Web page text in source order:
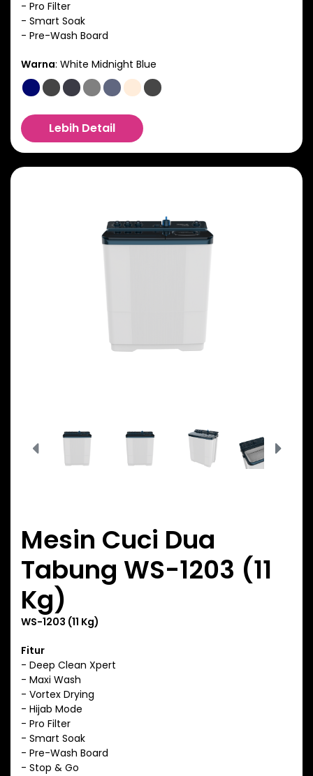
- Pro Filter
- Smart Soak
Warna: White Midnight Blue
Lebih Detail
Mesin Cuci Dua
Tabung WS-1203 (11
Kg)
WS-1203 (11 Kg)
Fitur
- Deep Clean Xpert
- Maxi Wash
- Vortex Drying
- Hijab Mode
- Pro Filter
- Smart Soak
- Pre-Wash Board
- Stop & Go